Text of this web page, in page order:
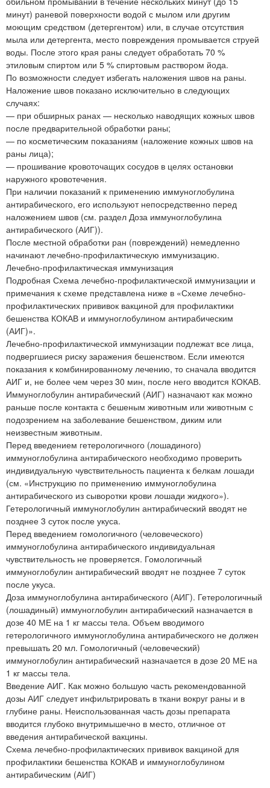
минут) раневой поверхности водой с мылом или другим
моющим средством (детергентом) или, в случае отсутствия
мыла или детергента, место повреждения промывается струей
воды. После этого края раны следует обработать 70 %
этиловым спиртом или 5 % спиртовым раствором йода.
По возможности следует избегать наложения швов на раны.
Наложение швов показано исключительно в следующих
случаях:
— при обширных ранах — несколько наводящих кожных швов
после предварительной обработки раны;
— по косметическим показаниям (наложение кожных швов на
раны лица);
— прошивание кровоточащих сосудов в целях остановки
наружного кровотечения.
При наличии показаний к применению иммуноглобулина
антирабического, его используют непосредственно перед
наложением швов (см. раздел Доза иммуноглобулина
антирабического (АИГ)).
После местной обработки ран (повреждений) немедленно
начинают лечебно-профилактическую иммунизацию.
Лечебно-профилактическая иммунизация
Подробная Схема лечебно-профилактической иммунизации и
примечания к схеме представлена ниже в «Схеме лечебно-
профилактических прививок вакциной для профилактики
бешенства КОКАВ и иммуноглобулином антирабическим
(АИГ)».
Лечебно-профилактической иммунизации подлежат все лица,
подвергшиеся риску заражения бешенством. Если имеются
показания к комбинированному лечению, то сначала вводится
АИГ и, не более чем через 30 мин, после него вводится КОКАВ.
Иммуноглобулин антирабический (АИГ) назначают как можно
раньше после контакта с бешеным животным или животным с
подозрением на заболевание бешенством, диким или
неизвестным животным.
Перед введением гетерологичного (лошадиного)
иммуноглобулина антирабического необходимо проверить
индивидуальную чувствительность пациента к белкам лошади
(см. «Инструкцию по применению иммуноглобулина
антирабического из сыворотки крови лошади жидкого»).
Гетерологичный иммуноглобулин антирабический вводят не
позднее 3 суток после укуса.
Перед введением гомологичного (человеческого)
иммуноглобулина антирабического индивидуальная
чувствительность не проверяется. Гомологичный
иммуноглобулин антирабический вводят не позднее 7 суток
после укуса.
Доза иммуноглобулина антирабического (АИГ). Гетерологичный
(лошадиный) иммуноглобулин антирабический назначается в
дозе 40 МЕ на 1 кг массы тела. Объем вводимого
гетерологичного иммуноглобулина антирабического не должен
превышать 20 мл. Гомологичный (человеческий)
иммуноглобулин антирабический назначается в дозе 20 МЕ на
1 кг массы тела.
Введение АИГ. Как можно большую часть рекомендованной
дозы АИГ следует инфильтрировать в ткани вокруг раны и в
глубине раны. Неиспользованная часть дозы препарата
вводится глубоко внутримышечно в место, отличное от
введения антирабической вакцины.
Схема лечебно-профилактических прививок вакциной для
профилактики бешенства КОКАВ и иммуноглобулином
антирабическим (АИГ)